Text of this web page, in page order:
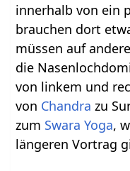
innerhalb von ein
brauchen dort
müssen auf
die
von linkem und
von Chandra zu
zum Swara Yoga,
längeren Vortrag